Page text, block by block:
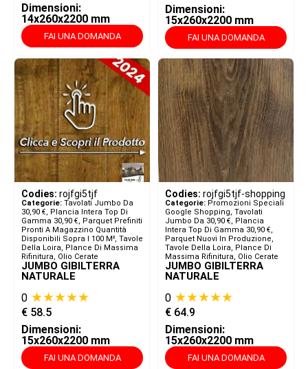
Dimensioni:
14x260x2200 mm
FAI UNA DOMANDA
Dimensioni:
15x260x2200 mm
FAI UNA DOMANDA
Codies: rojfgi5tjf
Categorie: Tavolati Jumbo Da
30,90 €, Plancia Intera Top Di
Gamma 30,90 €, Parquet Prefiniti
Pronti A Magazzino Quantità
Disponibili Sopra I 100 M², Tavole
Della Loira, Plance Di Massima
Rifinitura, Olio Cerate
JUMBO GIBILTERRA
NATURALE
0 ★★★★★
€ 58.5
Dimensioni:
15x260x2200 mm
FAI UNA DOMANDA
Codies: rojfgi5tjf-shopping
Categorie: Promozioni Speciali
Google Shopping, Tavolati
Jumbo Da 30,90 €, Plancia
Intera Top Di Gamma 30,90 €,
Parquet Nuovi In Produzione,
Tavole Della Loira, Plance Di
Massima Rifinitura, Olio Cerate
JUMBO GIBILTERRA
NATURALE
0 ★★★★★
€ 64.9
Dimensioni:
15x260x2200 mm
FAI UNA DOMANDA